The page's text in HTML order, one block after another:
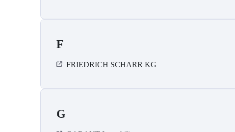
F
FRIEDRICH SCHARR KG
G